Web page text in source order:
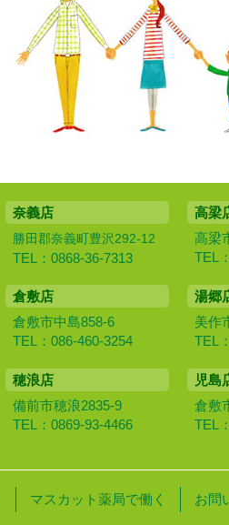
奈義店
勝田郡奈義町豊沢292-12
TEL：0868-36-7313
高梁
高梁
TEL
倉敷店
倉敷市中島858-6
TEL：086-460-3254
湯郷
美作
TEL
穂浪店
備前市穂浪2835-9
TEL：0869-93-4466
児島
倉敷
TEL
マスカット薬局で働く お問